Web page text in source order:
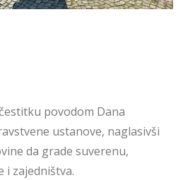
povodom Dana
ustanove, naglasivši
da grade suverenu,
i zajedništva.